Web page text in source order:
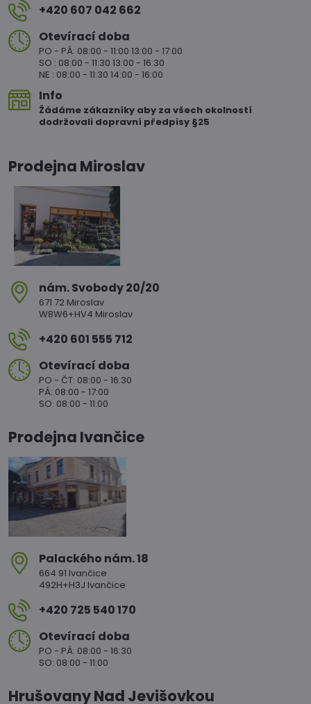
+420 607 042 662
Otevírací doba
PO - PÁ: 08:00 - 11:00 13:00 - 17:00
SO : 08:00 - 11:30 13:00 - 16:30
NE : 08:00 - 11:30 14:00 - 16:00
Info
Žádáme zákazníky aby za všech okolností
dodržovali dopravní předpisy §25
Prodejna Miroslav
nám​. Svobody 20/20
671 72 Miroslav
W8W6+HV4 Miroslav
+420 601 555 712
Otevírací doba
PO - ČT: 08:00 - 16:30
PÁ: 08:00 - 17:00
SO: 08:00 - 11:00
Prodejna Ivančice
Palackého nám​. 18
664 91 Ivančice
492H+H3J Ivančice
+420 725 540 170
Otevírací doba
PO - PÁ: 08:00 - 16:30
SO: 08:00 - 11:00
Hrušovany Nad Jevišovkou